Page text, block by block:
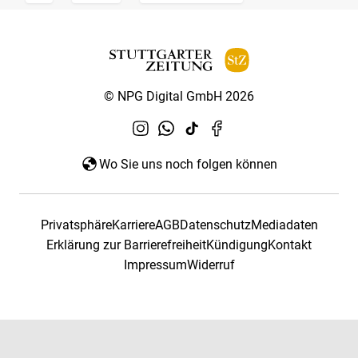
© NPG Digital GmbH 2026
Wo Sie uns noch folgen können
PrivatsphäreKarriereAGBDatenschutzMediadaten
Erklärung zur BarrierefreiheitKündigungKontakt
ImpressumWiderruf